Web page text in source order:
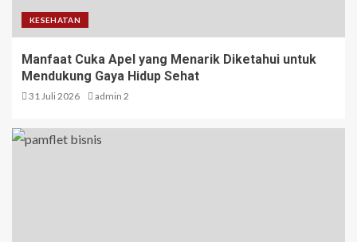
KESEHATAN
Manfaat Cuka Apel yang Menarik Diketahui untuk
Mendukung Gaya Hidup Sehat
31 Juli 2026 admin 2